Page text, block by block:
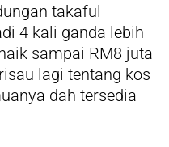
takaful
4 kali ganda lebih
sampai RM8 juta
lagi tentang kos
dah tersedia